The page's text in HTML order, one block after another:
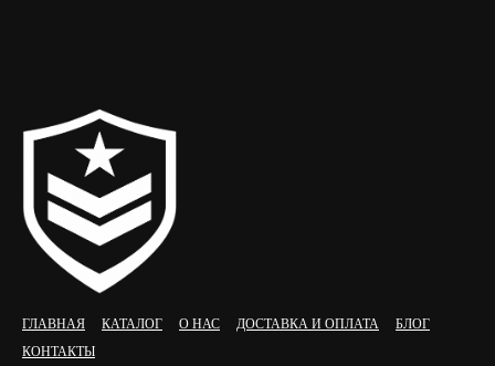
ГЛАВНАЯ КАТАЛОГ О НАС ДОСТАВКА И ОПЛАТА
БЛОГ
КОНТАКТЫ